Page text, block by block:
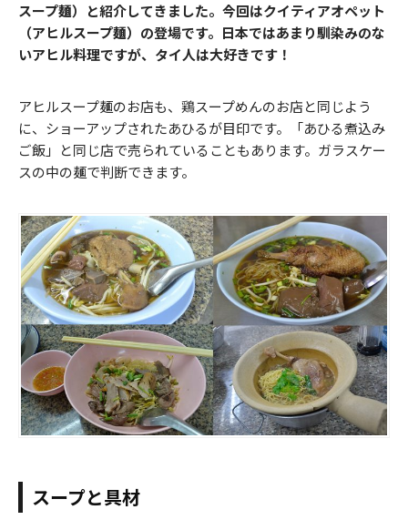
スープ麺）と紹介してきました。今回はクイティアオペット
（アヒルスープ麺）の登場です。日本ではあまり馴染みのな
いアヒル料理ですが、タイ人は大好きです！
アヒルスープ麺のお店も、鶏スープめんのお店と同じよう
に、ショーアップされたあひるが目印です。「あひる煮込み
ご飯」と同じ店で売られていることもあります。ガラスケー
スの中の麺で判断できます。
スープと具材